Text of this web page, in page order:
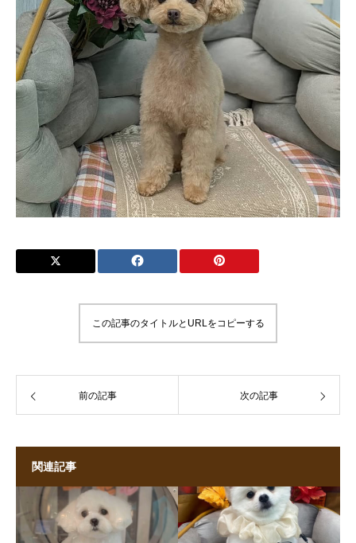
この記事のタイトルとURLをコピーする
前の記事 次の記事
関連記事